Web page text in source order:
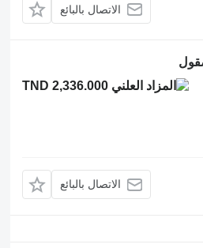
الاتصال بالبائع
TND 2,336.000
الاتصال بالبائع